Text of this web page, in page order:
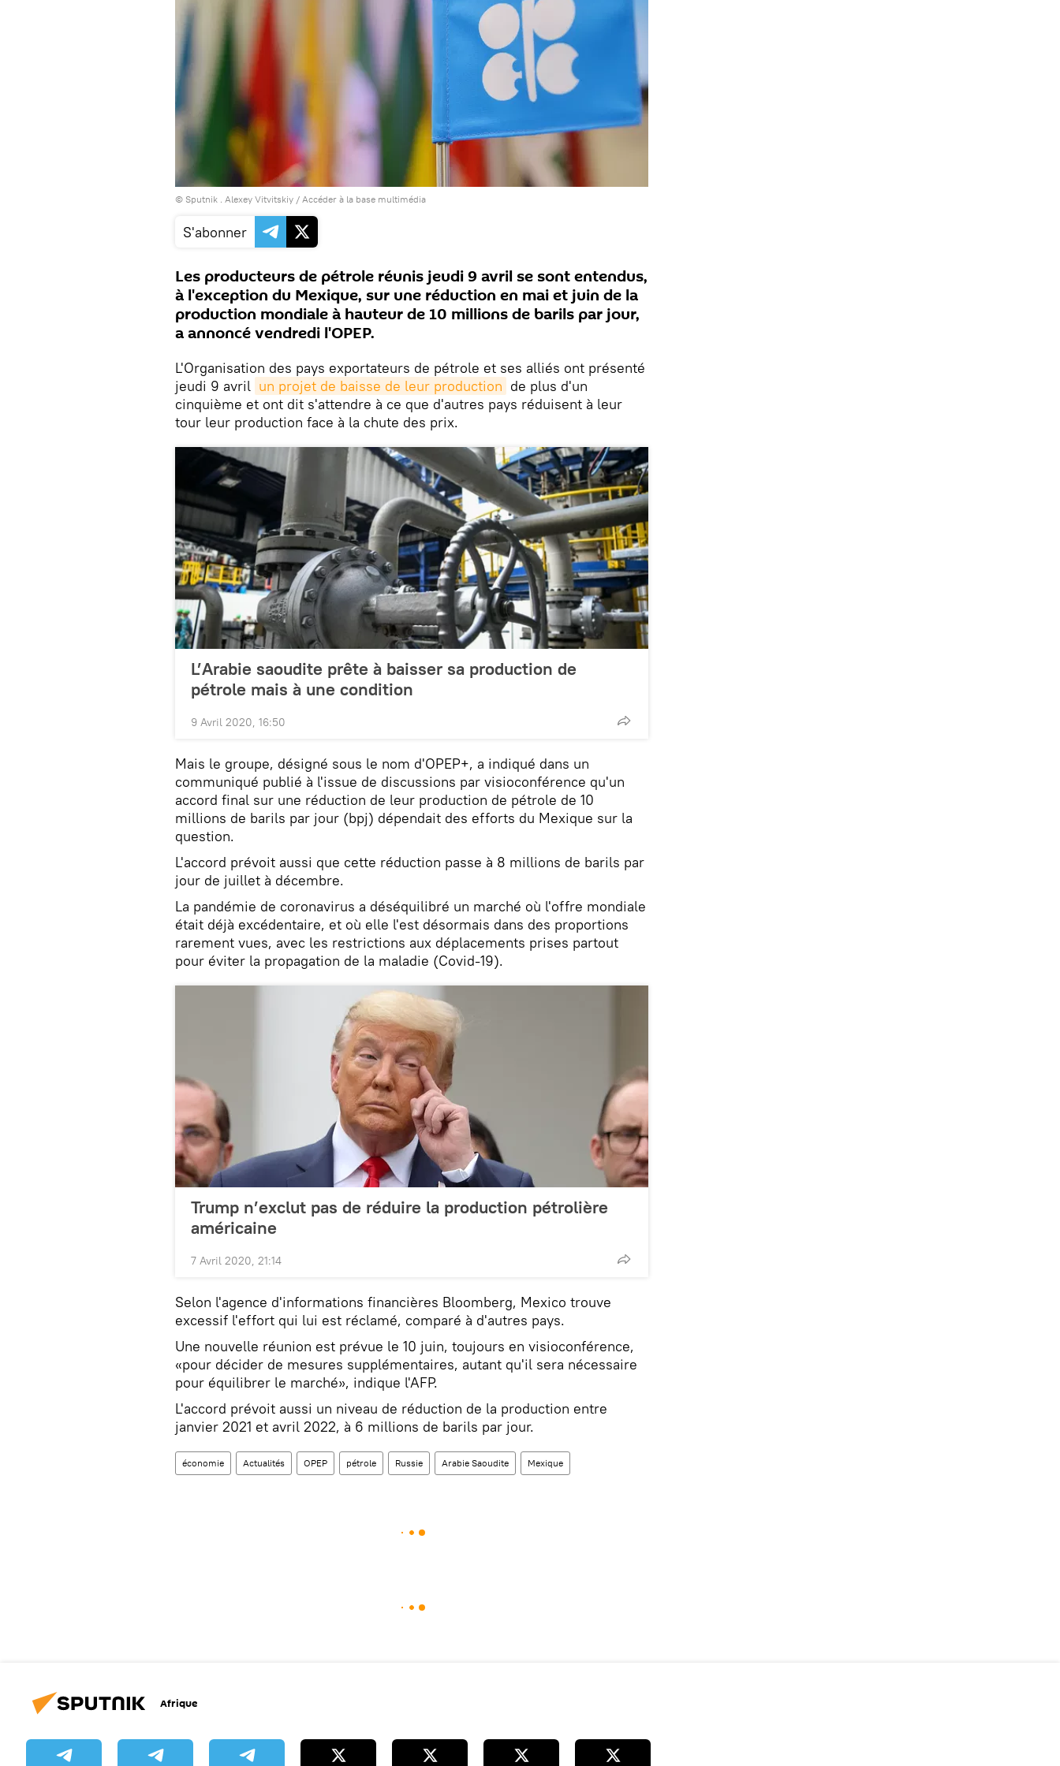
© Sputnik . Alexey Vitvitskiy / Accéder à la base multimédia
S'abonner
Les producteurs de pétrole réunis jeudi 9 avril se sont entendus,
à l'exception du Mexique, sur une réduction en mai et juin de la
production mondiale à hauteur de 10 millions de barils par jour,
a annoncé vendredi l'OPEP.
L'Organisation des pays exportateurs de pétrole et ses alliés ont présenté
jeudi 9 avril un projet de baisse de leur production de plus d'un
cinquième et ont dit s'attendre à ce que d'autres pays réduisent à leur
tour leur production face à la chute des prix.
L’Arabie saoudite prête à baisser sa production de
pétrole mais à une condition
9 Avril 2020, 16:50
Mais le groupe, désigné sous le nom d'OPEP+, a indiqué dans un
communiqué publié à l'issue de discussions par visioconférence qu'un
accord final sur une réduction de leur production de pétrole de 10
millions de barils par jour (bpj) dépendait des efforts du Mexique sur la
question.
L'accord prévoit aussi que cette réduction passe à 8 millions de barils par
jour de juillet à décembre.
La pandémie de coronavirus a déséquilibré un marché où l'offre mondiale
était déjà excédentaire, et où elle l'est désormais dans des proportions
rarement vues, avec les restrictions aux déplacements prises partout
pour éviter la propagation de la maladie (Covid-19).
Trump n’exclut pas de réduire la production pétrolière
américaine
7 Avril 2020, 21:14
Selon l'agence d'informations financières Bloomberg, Mexico trouve
excessif l'effort qui lui est réclamé, comparé à d'autres pays.
Une nouvelle réunion est prévue le 10 juin, toujours en visioconférence,
«pour décider de mesures supplémentaires, autant qu'il sera nécessaire
pour équilibrer le marché», indique l'AFP.
L'accord prévoit aussi un niveau de réduction de la production entre
janvier 2021 et avril 2022, à 6 millions de barils par jour.
économie Actualités OPEP pétrole Russie Arabie Saoudite Mexique
Afrique